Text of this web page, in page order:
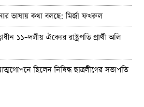
ভাষায় কথা বলছে: মির্জা ফখরুল
১১–দলীয় ঐক্যের রাষ্ট্রপতি প্রার্থী অলি
ছিলেন নিষিদ্ধ ছাত্রলীগের সভাপতি